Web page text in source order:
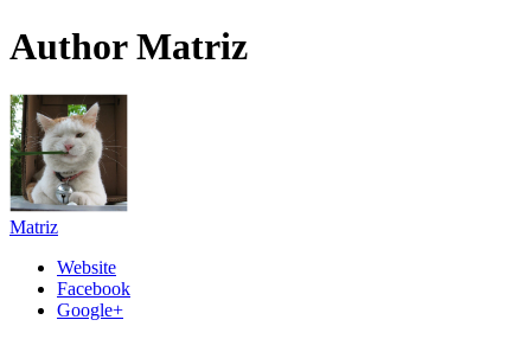
AuthorMatriz
Matriz
Website
Facebook
Google+